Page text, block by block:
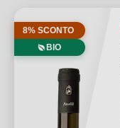
8% SCONTO
BIO